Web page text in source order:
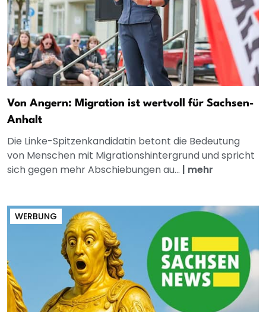
Von Angern: Migration ist wertvoll für Sachsen-
Anhalt
Die Linke-Spitzenkandidatin betont die Bedeutung
von Menschen mit Migrationshintergrund und spricht
sich gegen mehr Abschiebungen au... | mehr
WERBUNG